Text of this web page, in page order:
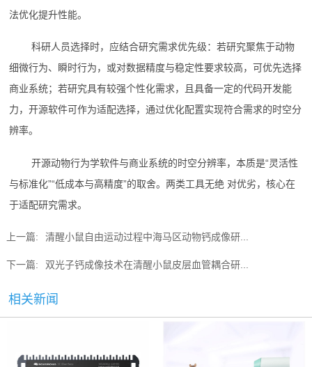
法优化提升性能。
科研人员选择时，应结合研究需求优先级：若研究聚焦于动物
细微行为、瞬时行为，或对数据精度与稳定性要求较高，可优先选择
商业系统；若研究具有较强个性化需求，且具备一定的代码开发能
力，开源软件可作为适配选择，通过优化配置实现符合需求的时空分
辨率。
开源动物行为学软件与商业系统的时空分辨率，本质是“灵活性
与标准化”“低成本与高精度”的取舍。两类工具无绝 对优劣，核心在
于适配研究需求。
上一篇: 清醒小鼠自由运动过程中海马区动物钙成像研...
下一篇: 双光子钙成像技术在清醒小鼠皮层血管耦合研...
相关新闻